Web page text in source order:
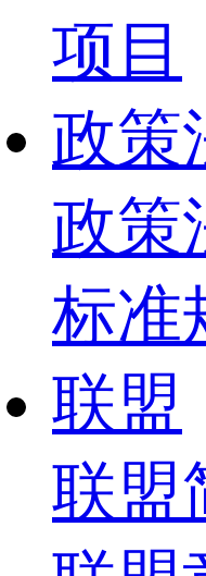
项目
政策
政策
标准
联盟
联盟